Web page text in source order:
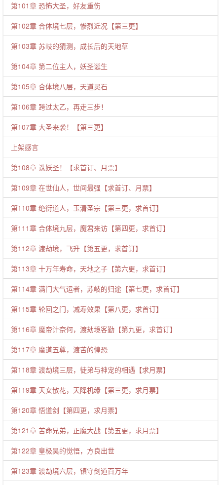
第101章 恐怖大圣，好友重伤
第102章 合体境七层，惨烈近况【第三更】
第103章 苏岐的猜测，成长后的天地草
第104章 第二位主人，妖圣诞生
第105章 合体境八层，天道灵石
第106章 跨过太乙，再走三步！
第107章 大圣来袭！【第三更】
上架感言
第108章 诛妖圣！【求首订、月票】
第109章 在世仙人，世间最强【求首订、月票】
第110章 绝衍道人，玉清圣宗【第三更，求首订】
第111章 合体境九层，魔君来访【第四更，求首订】
第112章 渡劫境，飞升【第五更，求首订】
第113章 十万年寿命，天地之子【第六更，求首订】
第114章 满门大气运者，苏岐的归途【第七更，求首订】
第115章 轮回之门，减寿效果【第八更，求首订】
第116章 魔帝计奈何，渡劫境客勤【第九更，求首订】
第117章 魔道五尊，渡苦的惶恐
第118章 渡劫境三层，徒弟与神宠的相遇【求月票】
第119章 天女散花，天降机缘【第三更，求月票】
第120章 悟道剑【第四更，求月票】
第121章 苦命兄弟，正魔大战【第五更，求月票】
第122章 皇极昊的觉悟，方良出世
第123章 渡劫境六层，镇守剑道百万年